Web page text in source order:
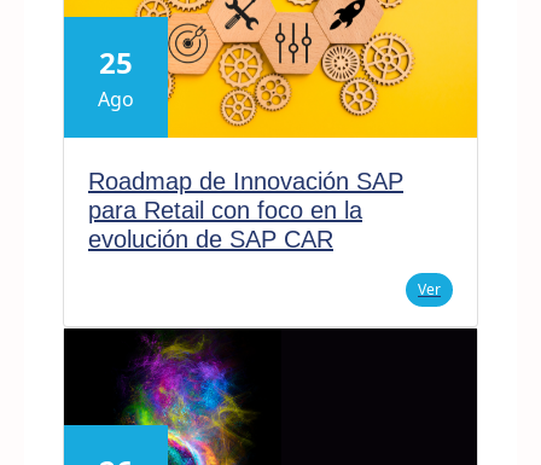
25
Ago
Roadmap de Innovación SAP
para Retail con foco en la
evolución de SAP CAR
Ver